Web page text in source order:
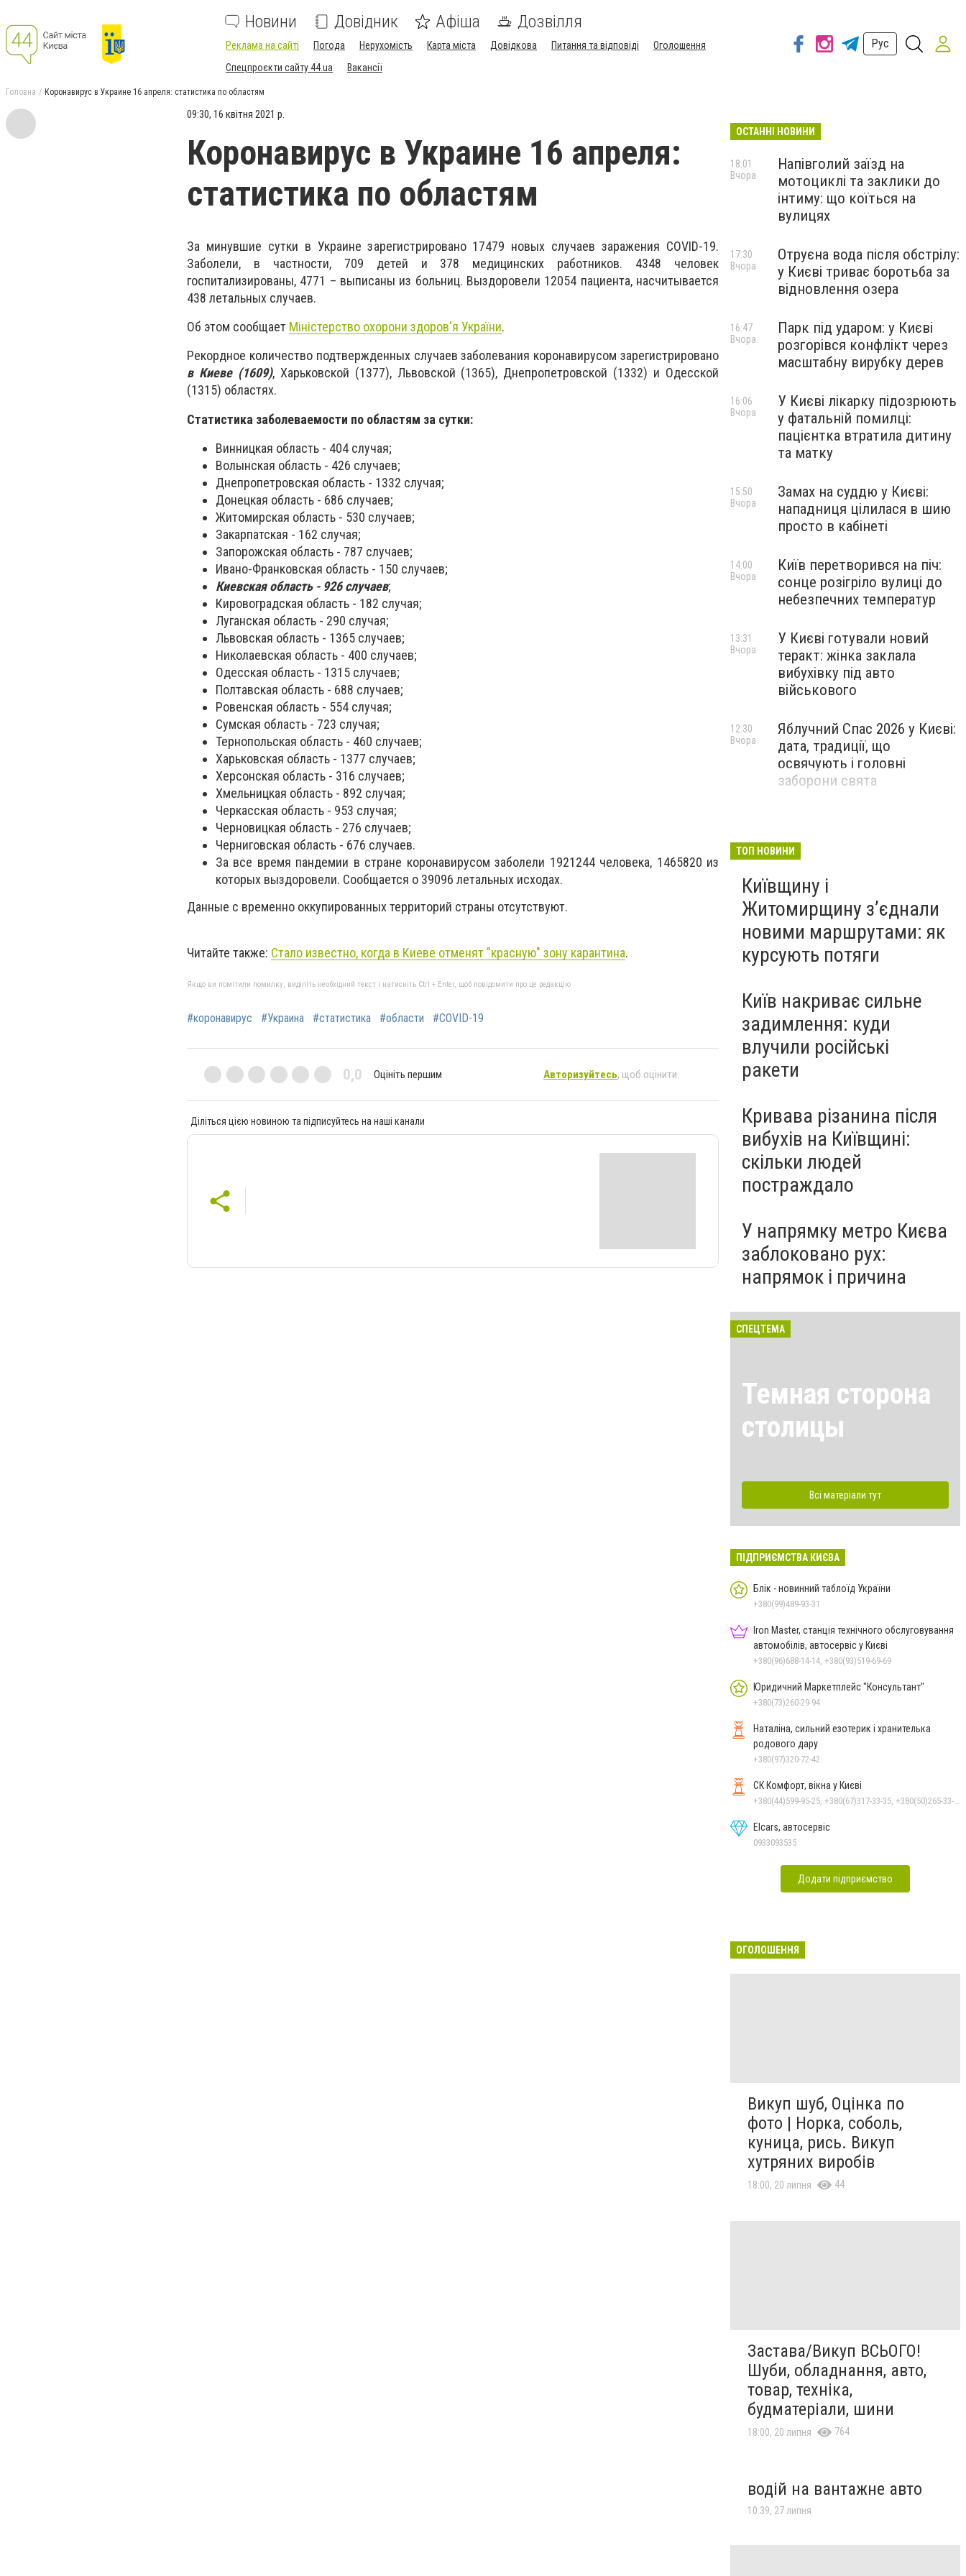
Новини Довідник Афіша Дозвілля
Реклама на сайті Погода Нерухомість Карта міста Довідкова Питання та відповіді
Оголошення
Спецпроєкти сайту 44.ua
Вакансії
Рус
Головна Коронавирус в Украине 16 апреля: статистика по областям
09:30, 16 квітня 2021 р.
Коронавирус в Украине 16 апреля:
статистика по областям
За минувшие сутки в Украине зарегистрировано 17479 новых случаев заражения COVID-19.
Заболели, в частности, 709 детей и 378 медицинских работников. 4348 человек
госпитализированы, 4771 – выписаны из больниц. Выздоровели 12054 пациента, насчитывается
438 летальных случаев.
Об этом сообщает Міністерство охорони здоров'я України.
Рекордное количество подтвержденных случаев заболевания коронавирусом зарегистрировано
в Киеве (1609), Харьковской (1377), Львовской (1365), Днепропетровской (1332) и Одесской
(1315) областях.
Статистика заболеваемости по областям за сутки:
Винницкая область - 404 случая;
Волынская область - 426 случаев;
Днепропетровская область - 1332 случая;
Донецкая область - 686 случаев;
Житомирская область - 530 случаев;
Закарпатская - 162 случая;
Запорожская область - 787 случаев;
Ивано-Франковская область - 150 случаев;
Киевская область - 926 случаев;
Кировоградская область - 182 случая;
Луганская область - 290 случая;
Львовская область - 1365 случаев;
Николаевская область - 400 случаев;
Одесская область - 1315 случаев;
Полтавская область - 688 случаев;
Ровенская область - 554 случая;
Сумская область - 723 случая;
Тернопольская область - 460 случаев;
Харьковская область - 1377 случаев;
Херсонская область - 316 случаев;
Хмельницкая область - 892 случая;
Черкасская область - 953 случая;
Черновицкая область - 276 случаев;
Черниговская область - 676 ​​случаев.
За все время пандемии в стране коронавирусом заболели 1921244 человека, 1465820 из
которых выздоровели. Сообщается о 39096 летальных исходах.
Данные с временно оккупированных территорий страны отсутствуют.
Читайте также: Стало известно, когда в Киеве отменят "красную" зону карантина.
Якщо ви помітили помилку, виділіть необхідний текст і натисніть Ctrl + Enter, щоб повідомити про це редакцію
#коронавирус #Украина #статистика #области #COVID-19
0,0 Оцініть першим Авторизуйтесь, щоб оцінити
Діліться цією новиною та підписуйтесь на наші канали
ОСТАННІ НОВИНИ
Напівголий заїзд на
мотоциклі та заклики до
інтиму: що коїться на
вулицях
18:01
Вчора
Отруєна вода після обстрілу:
у Києві триває боротьба за
відновлення озера
17:30
Вчора
Парк під ударом: у Києві
розгорівся конфлікт через
масштабну вирубку дерев
16:47
Вчора
У Києві лікарку підозрюють
у фатальній помилці:
пацієнтка втратила дитину
та матку
16:06
Вчора
Замах на суддю у Києві:
нападниця цілилася в шию
просто в кабінеті
15:50
Вчора
Київ перетворився на піч:
сонце розігріло вулиці до
небезпечних температур
14:00
Вчора
У Києві готували новий
теракт: жінка заклала
вибухівку під авто
військового
13:31
Вчора
Яблучний Спас 2026 у Києві:
дата, традиції, що
освячують і головні
заборони свята
12:30
Вчора
ТОП НОВИНИ
Київщину і
Житомирщину з’єднали
новими маршрутами: як
курсують потяги
Київ накриває сильне
задимлення: куди
влучили російські
ракети
Кривава різанина після
вибухів на Київщині:
скільки людей
постраждало
У напрямку метро Києва
заблоковано рух:
напрямок і причина
СПЕЦТЕМА
Темная сторона
столицы
Всі матеріали тут
ПІДПРИЄМСТВА КИЄВА
Блік - новинний таблоїд України
+380(99)489-93-31
Iron Master, станція технічного обслуговування
автомобілів, автосервіс у Києві
+380(96)688-14-14, +380(93)519-69-69
Юридичний Маркетплейс "Консультант"
+380(73)260-29-94
Наталіна, сильний езотерик і хранителька
родового дару
+380(97)320-72-42
СК Комфорт, вікна у Києві
Elcars, автосервіс
0933093535
Додати підприємство
ОГОЛОШЕННЯ
Викуп шуб, Оцінка по
фото | Норка, соболь,
куница, рись. Викуп
хутряних виробів
18:00, 20 липня 44
Застава/Викуп ВСЬОГО!
Шуби, обладнання, авто,
товар, техніка,
будматеріали, шини
18:00, 20 липня 764
водій на вантажне авто
10:39, 27 липня